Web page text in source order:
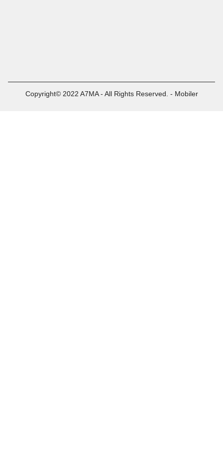
Copyright© 2022 A7MA - All Rights Reserved. - Mobiler